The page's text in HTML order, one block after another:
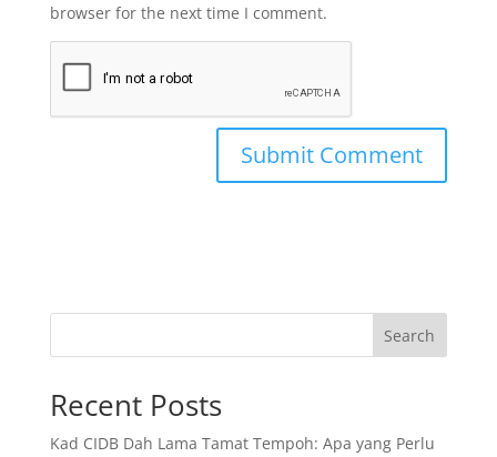
browser for the next time I comment.
Search
Recent Posts
Kad CIDB Dah Lama Tamat Tempoh: Apa yang Perlu